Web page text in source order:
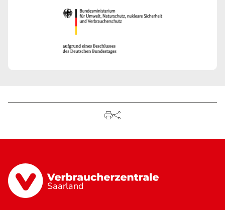
Saarland